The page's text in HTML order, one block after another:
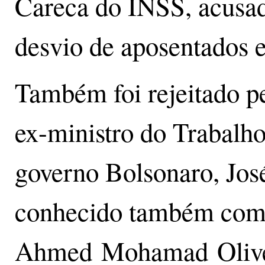
desvio de aposentados
Também foi rejeitado
ex-ministro do
governo Bolsonaro,
conhecido também
Ahmed Mohamad